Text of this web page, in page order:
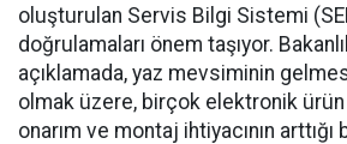
oluşturulan Servis Bilgi Sistemi
doğrulamaları önem taşıyor.
açıklamada, yaz mevsiminin
olmak üzere, birçok elektronik ürün
onarım ve montaj ihtiyacının